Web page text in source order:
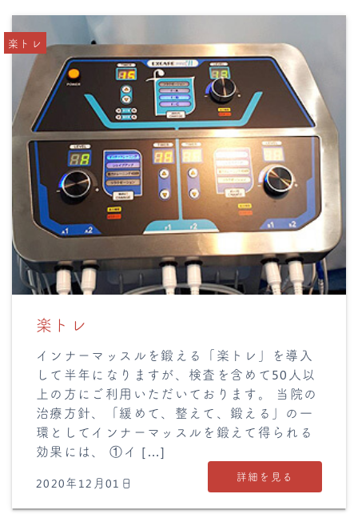
楽トレ
インナーマッスルを鍛える「楽トレ」を導入
して半年になりますが、検査を含めて50人以
上の方にご利用いただいております。 当院の
治療方針、「緩めて、整えて、鍛える」の一
環としてインナーマッスルを鍛えて得られる
効果には、 ①イ […]
2020年12月01日 詳細を見る
楽トレ